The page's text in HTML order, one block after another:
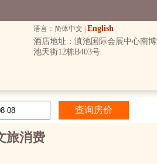
语言：简体中文 | English
酒店地址：滇池国际会展中心南
池天街12栋B403号
旅消费